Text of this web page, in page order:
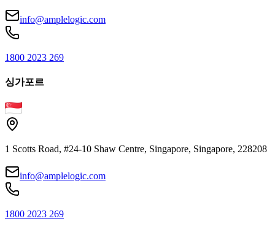
info@amplelogic.com
1800 2023 269
싱가포르
1 Scotts Road, #24-10 Shaw Centre, Singapore, Singapore, 228208
info@amplelogic.com
1800 2023 269